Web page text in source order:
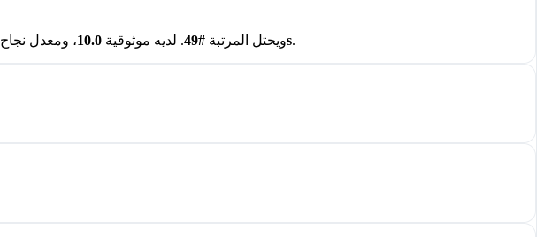
في AI BENCHY ويحتل المرتبة #49 . لديه موثوقية 10.0، ومعدل نجاح 11.32s.